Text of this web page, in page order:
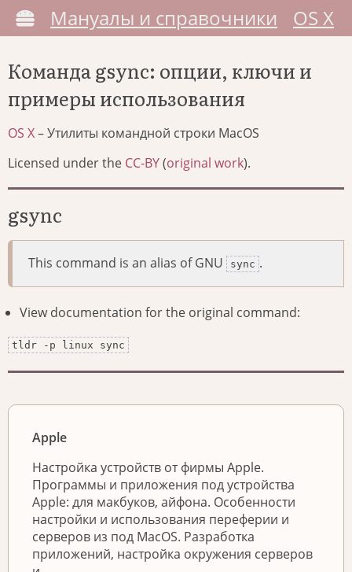
Мануалы и справочники OS X
Команда gsync: опции, ключи и
примеры использования
OS X– Утилиты командной строки MacOS
Licensed under the CC-BY(original work).
gsync
This command is an alias of GNU sync .
View documentation for the original command:
tldr -p linux sync
Apple
Настройка устройств от фирмы Apple.
Программы и приложения под устройства
Apple: для макбуков, айфона. Особенности
настройки и использования переферии и
серверов из под MacOS. Разработка
приложений, настройка окружения серверов